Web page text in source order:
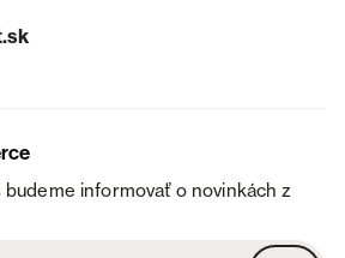
budeme informovať o novinkách z